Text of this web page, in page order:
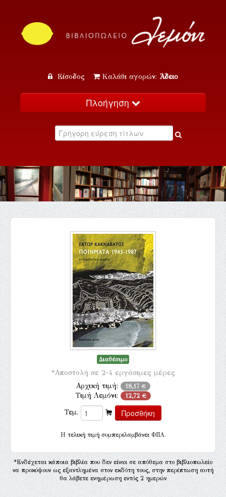
Είσοδος Καλάθι αγορών: Άδειο
Πλοήγηση
Κατάλογος
Εκδηλώσεις
Επικοινωνία
Διαθέσιμο
*Αποστολή σε 2-4 εργάσιμες μέρες
Αρχική τιμή: 18,17 €
Τιμή Λεμόνι: 12,72 €
Τεμ.
H τελική τιμή συμπεριλαμβάνει ΦΠΑ.
*Ενδέχεται κάποια βιβλία που δεν είναι σε απόθεμα στο βιβλιοπωλείο
να προκύψουν ως εξαντλημένα στον εκδότη τους, στην περίπτωση αυτή
θα λάβετε ενημέρωση εντός 2 ημερών